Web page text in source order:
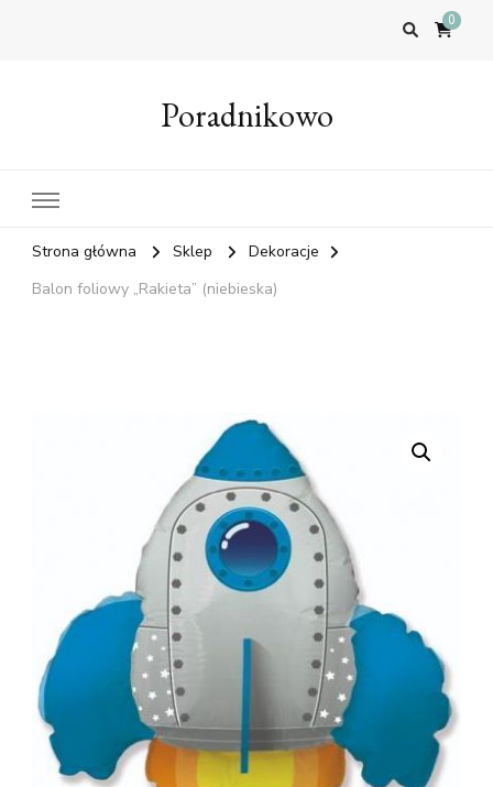
0
Poradnikowo
Strona główna Sklep
Dekoracje
Balon foliowy „Rakieta” (niebieska)